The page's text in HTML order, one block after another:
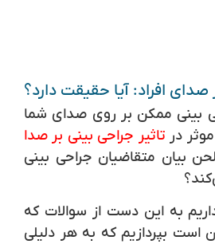
صدای افراد: آیا حقیقت دارد؟
بینی ممکن بر روی صدای شما
در تاثیر جراحی بینی بر صدا
بیان متقاضیان جراحی بینی
به این دست از سوالات که
است بپردازیم که به هر دلیلی